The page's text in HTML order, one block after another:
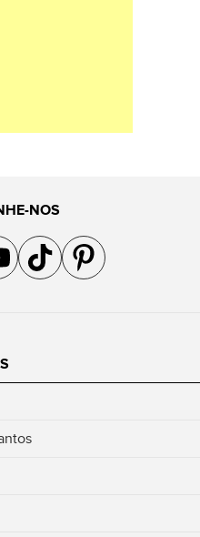
NOS
Facebook
gente no Instagram
a gente no YouTube
Acompanhe a gente no TikTok
Acompanhe a gente no